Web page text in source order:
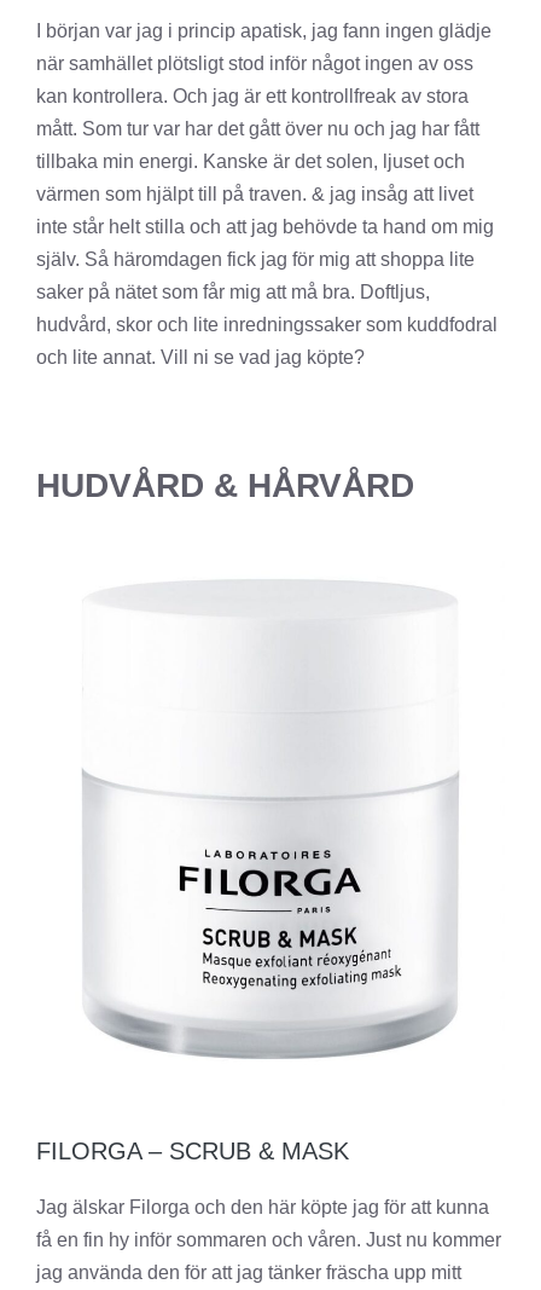
I början var jag i princip apatisk, jag fann ingen glädje
när samhället plötsligt stod inför något ingen av oss
kan kontrollera. Och jag är ett kontrollfreak av stora
mått. Som tur var har det gått över nu och jag har fått
tillbaka min energi. Kanske är det solen, ljuset och
värmen som hjälpt till på traven. & jag insåg att livet
inte står helt stilla och att jag behövde ta hand om mig
själv. Så häromdagen fick jag för mig att shoppa lite
saker på nätet som får mig att må bra. Doftljus,
hudvård, skor och lite inredningssaker som kuddfodral
och lite annat. Vill ni se vad jag köpte?
HUDVÅRD & HÅRVÅRD
FILORGA – SCRUB & MASK
Jag älskar Filorga och den här köpte jag för att kunna
få en fin hy inför sommaren och våren. Just nu kommer
jag använda den för att jag tänker fräscha upp mitt